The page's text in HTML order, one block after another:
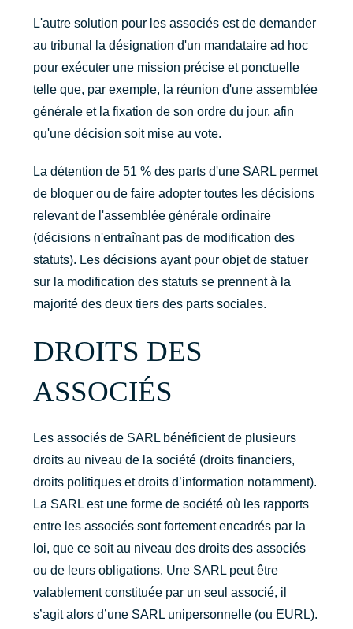
L'autre solution pour les associés est de demander
au tribunal la désignation d'un mandataire ad hoc
pour exécuter une mission précise et ponctuelle
telle que, par exemple, la réunion d'une assemblée
générale et la fixation de son ordre du jour, afin
qu'une décision soit mise au vote.
La détention de 51 % des parts d'une SARL permet
de bloquer ou de faire adopter toutes les décisions
relevant de l'assemblée générale ordinaire
(décisions n'entraînant pas de modification des
statuts). Les décisions ayant pour objet de statuer
sur la modification des statuts se prennent à la
majorité des deux tiers des parts sociales.
DROITS DES
ASSOCIÉS
Les associés de SARL bénéficient de plusieurs
droits au niveau de la société (droits financiers,
droits politiques et droits d’information notamment).
La SARL est une forme de société où les rapports
entre les associés sont fortement encadrés par la
loi, que ce soit au niveau des droits des associés
ou de leurs obligations. Une SARL peut être
valablement constituée par un seul associé, il
s’agit alors d’une SARL unipersonnelle (ou EURL).